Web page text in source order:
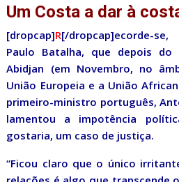
Um Costa a dar à
[dropcap]R[/dropcap]ecorde-
Paulo Batalha, que depois
Abidjan (em Novembro, no
União Europeia e a União
primeiro-ministro português,
lamentou a impotência
gostaria, um caso de justiça.
“Ficou claro que o único